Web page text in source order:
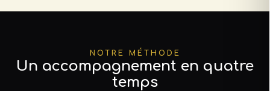
NOTRE MÉTHODE
Un accompagnement en quatre
temps